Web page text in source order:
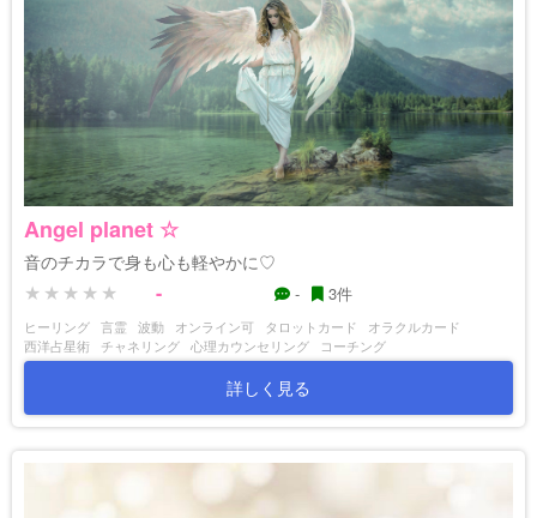
Angel planet ☆
音のチカラで身も心も軽やかに♡
- - 3件
ヒーリング 言霊 波動 オンライン可 タロットカード
オラクルカード
西洋占星術
チャネリング 心理カウンセリング コーチング
詳しく見る